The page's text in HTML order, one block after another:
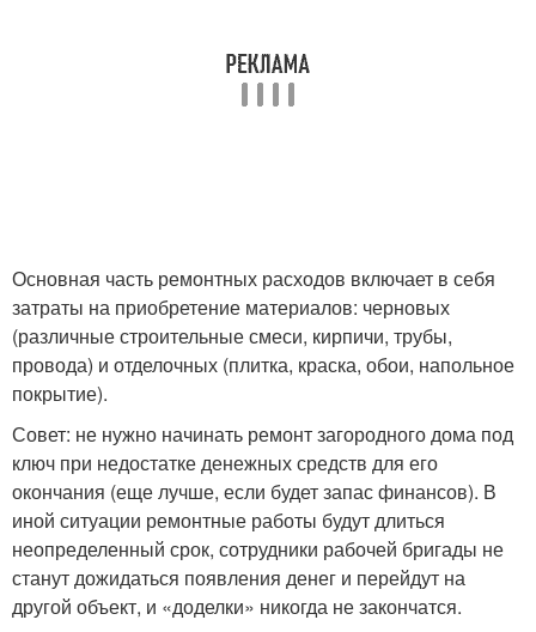
Основная часть ремонтных расходов включает в себя
затраты на приобретение материалов: черновых
(различные строительные смеси, кирпичи, трубы,
провода) и отделочных (плитка, краска, обои, напольное
покрытие).
Совет: не нужно начинать ремонт загородного дома под
ключ при недостатке денежных средств для его
окончания (еще лучше, если будет запас финансов). В
иной ситуации ремонтные работы будут длиться
неопределенный срок, сотрудники рабочей бригады не
станут дожидаться появления денег и перейдут на
другой объект, и «доделки» никогда не закончатся.